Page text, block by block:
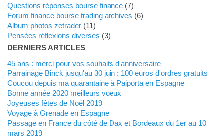
Questions réponses bourse finance(7)
Forum finance bourse trading archives (6)
Album photos zetrader(11)
Pensées réflexions diverses (3)
DERNIERS ARTICLES
45 ans : merci pour vos souhaits d'anniversaire
Parrainage Binck jusqu'au 30 juin : 100 euros d'ordres gratuits
Coucou depuis ma quarantaine à Paiporta en Espagne
Bonne année 2020 meilleurs voeux
Joyeuses fêtes de Noël 2019
Voyage à Grenade en Espagne
Passage en France du côté de Dax et Bordeaux du 1er au 10
mars 2019